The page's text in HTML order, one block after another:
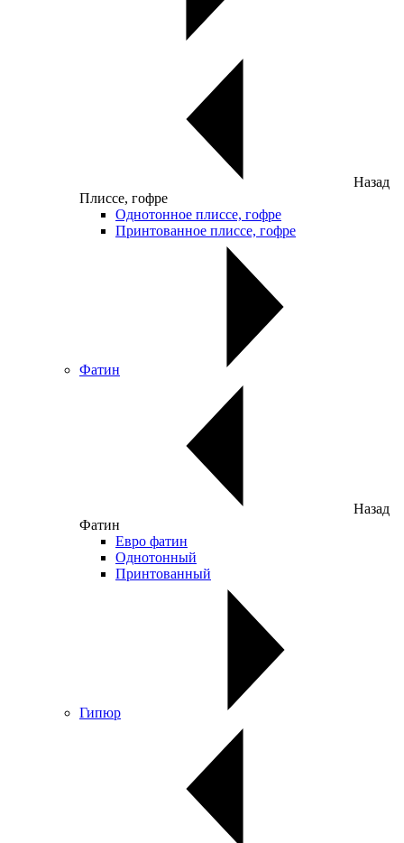
Назад
Плиссе, гофре
Однотонное плиссе, гофре
Принтованное плиссе, гофре
Фатин
Назад
Фатин
Евро фатин
Однотонный
Принтованный
Гипюр